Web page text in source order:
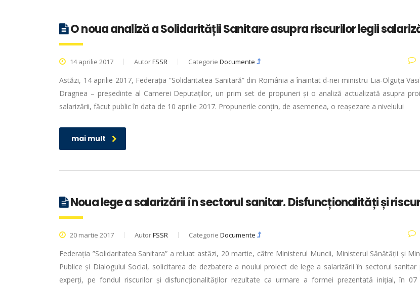
O noua analiză a Solidarității Sanitare asupra riscurilor legii
14 aprilie 2017 AutorFSSR Categorie Documente
Astăzi, 14 aprilie 2017, Federația ”Solidaritatea Sanitară” din România a înaintat d-nei ministru Lia-Olguța
Dragnea – președinte al Camerei Deputaților, un prim set de propuneri și o analiză actualizată asupra
salarizării, făcut public în data de 10 aprilie 2017. Propunerile conțin, de asemenea, o reașezare a nivelului
mai mult
Noua lege a salarizării în sectorul sanitar. Disfuncționalități și
20 martie 2017 AutorFSSR Categorie Documente
Federația ”Solidaritatea Sanitara” a reluat astăzi, 20 martie, către Ministerul Muncii, Ministerul Sănătății și
Publice și Dialogului Social, solicitarea de dezbatere a noului proiect de lege a salarizării în sectorul sanitar
experți, pe fondul riscurilor și disfuncționalităților rezultate ca urmare a formei prezentată inițial, în